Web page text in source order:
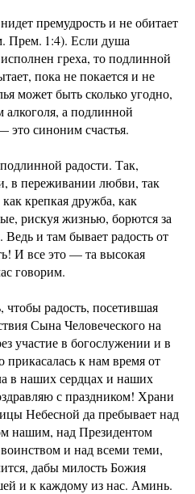
премудрость и не обитает
Прем. 1:4). Если душа
греха, то подлинной
пока не покается и не
может быть сколько угодно,
алкоголя, а подлинной
это синоним счастья.
радости. Так,
в переживании любви, так
крепкая дружба, как
рискуя жизнью, борются за
и там бывает радость от
И все это — та высокая
говорим.
радость, посетившая
Сына Человеческого на
участие в богослужении и в
прикасалась к нам время от
в наших сердцах и наших
с праздником! Храни
Небесной да пребывает над
нашим, над Президентом
и над всеми теми,
дабы милость Божия
и к каждому из нас. Аминь.